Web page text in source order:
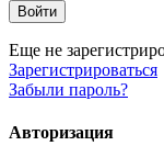
Еще не
Зарегистрироваться
Забыли пароль?
Авторизация